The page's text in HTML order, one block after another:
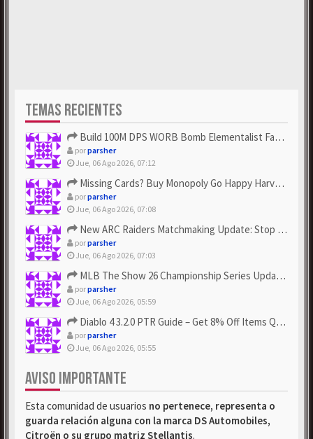
TEMAS RECIENTES
Build 100M DPS WORB Bomb Elementalist Fast - Grab POE Curren...
porparsher
Jue, 06 Ago 2026, 07:12
Missing Cards? Buy Monopoly Go Happy Harvest with Looney Tun...
porparsher
Jue, 06 Ago 2026, 07:08
New ARC Raiders Matchmaking Update: Stop Failed - Grab Bluep...
porparsher
Jue, 06 Ago 2026, 07:03
MLB The Show 26 Championship Series Update! Get Cheap & ...
porparsher
Jue, 06 Ago 2026, 05:59
Diablo 4 3.2.0 PTR Guide – Get 8% Off Items Quickly to Test ...
porparsher
Jue, 06 Ago 2026, 05:55
AVISO IMPORTANTE
Esta comunidad de usuarios no pertenece, representa o
guarda relación alguna con la marca DS Automobiles,
Citroën o su grupo matriz Stellantis.